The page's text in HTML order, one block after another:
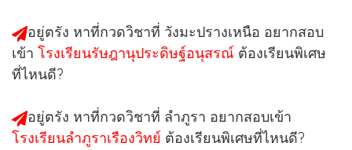
อยู่ตรัง หาที่กวดวิชาที่ วังมะปรางเหนือ อยากสอบ
เข้า โรงเรียนรัษฎานุประดิษฐ์อนุสรณ์ ต้องเรียนพิเศษ
ที่ไหนดี?
อยู่ตรัง หาที่กวดวิชาที่ ลำภูรา อยากสอบเข้า
โรงเรียนลำภูราเรืองวิทย์ ต้องเรียนพิเศษที่ไหนดี?